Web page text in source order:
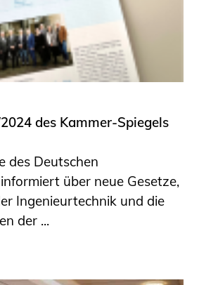
des Kammer-Spiegels
des Deutschen
über neue Gesetze,
Ingenieurtechnik und die
der ...